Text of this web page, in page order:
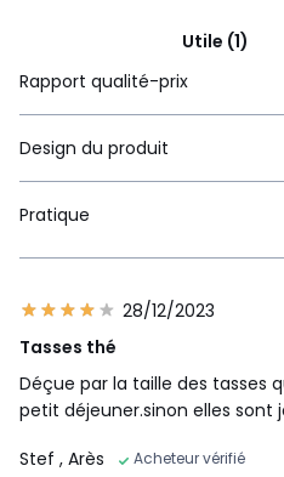
Utile (1)
Rapport qualité-prix
Design du produit
Pratique
28/12/2023
Tasses thé
Déçue par la taille des tasses
petit déjeuner.sinon elles sont
Stef , Arès Acheteur vérifié